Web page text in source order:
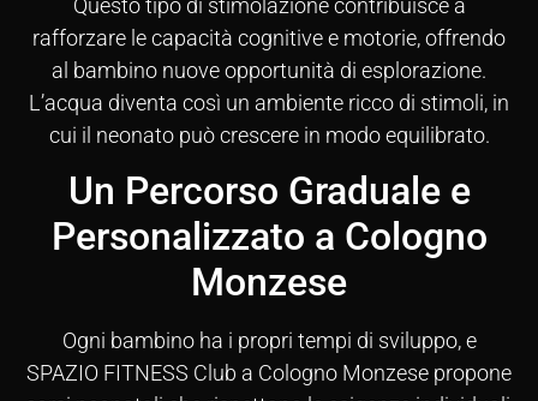
rafforzare le capacità cognitive e motorie, offrendo
al bambino nuove opportunità di esplorazione.
L’acqua diventa così un ambiente ricco di stimoli, in
cui il neonato può crescere in modo equilibrato.
Un Percorso Graduale e
Personalizzato a Cologno
Monzese
Ogni bambino ha i propri tempi di sviluppo, e
SPAZIO FITNESS Club a Cologno Monzese propone